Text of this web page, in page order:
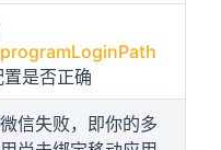
in new window
置是否正确
信失败，即你的多